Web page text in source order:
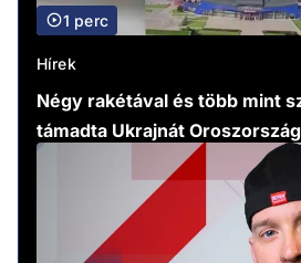
1 perc
Hírek
Négy rakétával és több mint
támadta Ukrajnát Oroszország